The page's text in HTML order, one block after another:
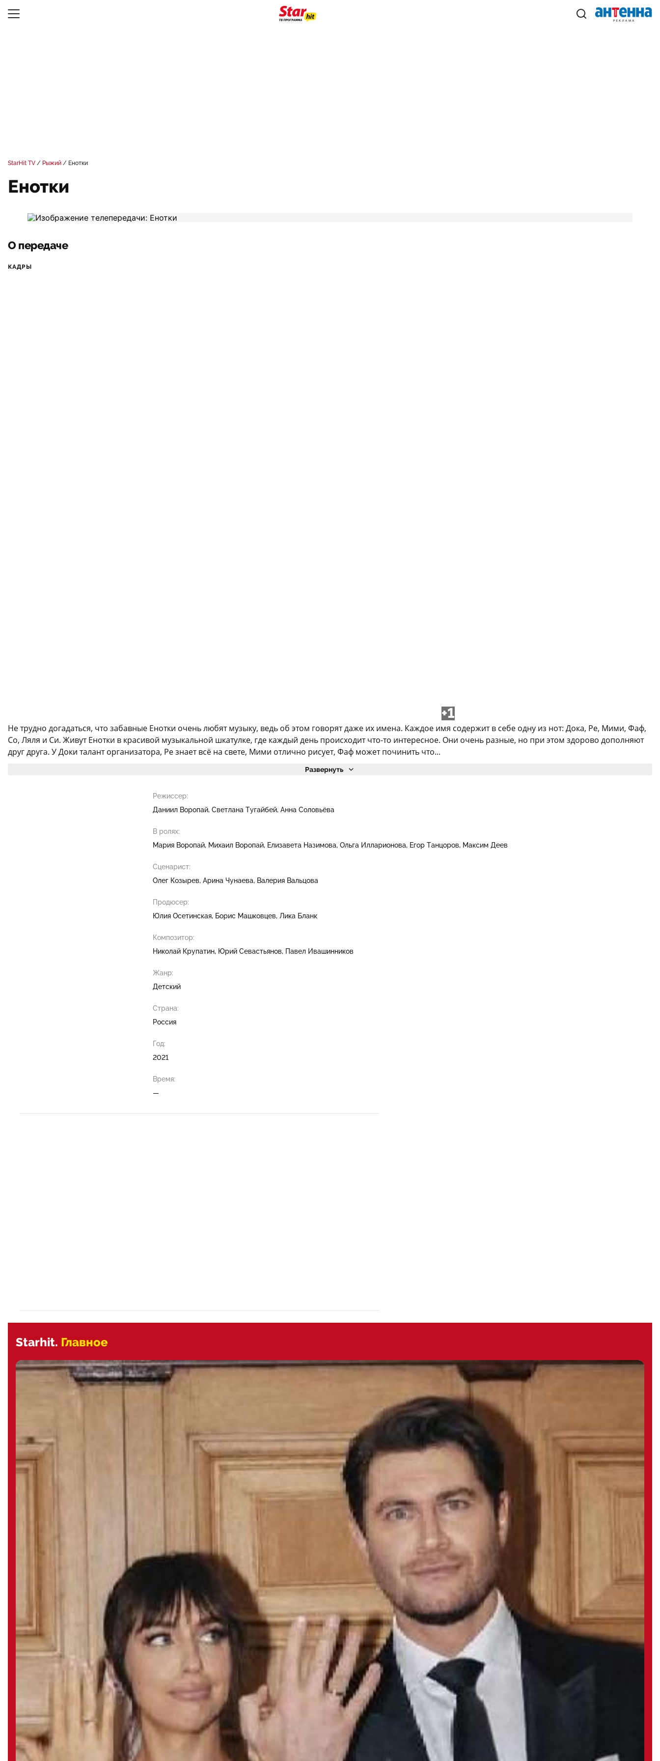
StarHit TV Рыжий Енотки
Енотки
О передаче
КАДРЫ
+1
Не трудно догадаться, что забавные Енотки очень любят музыку, ведь об этом говорят даже их имена. Каждое имя содержит в себе одну из нот: Дока, Ре, Мими, Фаф,
Со, Ляля и Си. Живут Енотки в красивой музыкальной шкатулке, где каждый день происходит что-то интересное. Они очень разные, но при этом здорово дополняют
друг друга. У Доки талант организатора, Ре знает всё на свете, Мими отлично рисует, Фаф может починить что...
Развернуть
Режиссер:
Даниил Воропай Светлана Тугайбей Анна Соловьёва
В ролях:
Мария Воропай Михаил Воропай Елизавета Назимова Ольга Илларионова Егор Танцоров Максим Деев
Сценарист:
Олег Козырев Арина Чунаева Валерия Вальцова
Продюсер:
Юлия Осетинская Борис Машковцев Лика Бланк
Композитор:
Николай Крупатин Юрий Севастьянов Павел Ивашинников
Жанр:
Детский
Страна:
Россия
Год:
2021
Время:
—
Starhit. Главное